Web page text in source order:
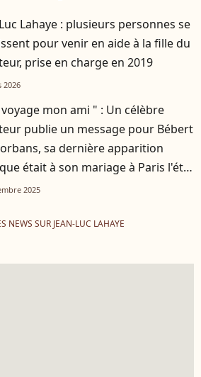
Lahaye : plusieurs personnes se
pour venir en aide à la fille du
prise en charge en 2019
2026
mon ami " : Un célèbre
publie un message pour Bébert
sa dernière apparition
était à son mariage à Paris l'été
2025
NEWS SUR JEAN-LUC LAHAYE